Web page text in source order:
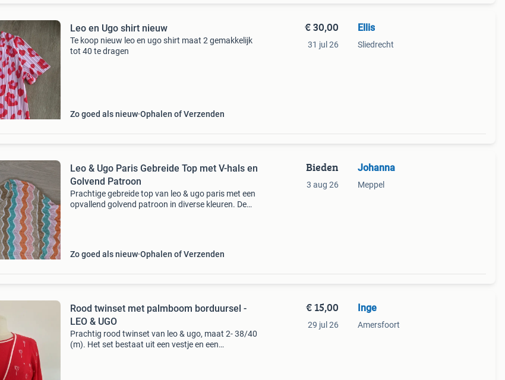
Leo en Ugo shirt nieuw
Te koop nieuw leo en ugo shirt maat 2 gemakkelijk
tot 40 te dragen
Zo goed als nieuw Ophalen of Verzenden
€ 30,00
31 jul 26
Ellis
Sliedrecht
Leo & Ugo Paris Gebreide Top met V-hals en
Golvend Patroon
Prachtige gebreide top van leo & ugo paris met een
opvallend golvend patroon in diverse kleuren. De
Zo goed als nieuw Ophalen of Verzenden
Bieden
3 aug 26
Johanna
Meppel
Rood twinset met palmboom borduursel -
LEO & UGO
Prachtig rood twinset van leo & ugo, maat 2- 38/40
(m). Het set bestaat uit een vestje en een
€ 15,00
29 jul 26
Inge
Amersfoort